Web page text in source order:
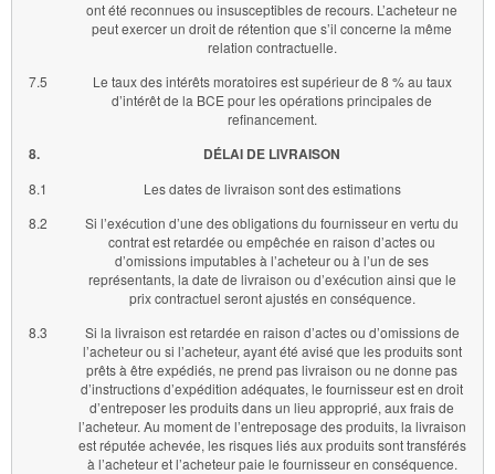
ont été reconnues ou insusceptibles de recours. L’acheteur ne
peut exercer un droit de rétention que s’il concerne la même
relation contractuelle.
7.5
Le taux des intérêts moratoires est supérieur de 8 % au taux
d’intérêt de la BCE pour les opérations principales de
refinancement.
8. DÉLAI DE LIVRAISON
8.1
Les dates de livraison sont des estimations
8.2
Si l’exécution d’une des obligations du fournisseur en vertu du
contrat est retardée ou empêchée en raison d’actes ou
d’omissions imputables à l’acheteur ou à l’un de ses
représentants, la date de livraison ou d’exécution ainsi que le
prix contractuel seront ajustés en conséquence.
8.3
Si la livraison est retardée en raison d’actes ou d’omissions de
l’acheteur ou si l’acheteur, ayant été avisé que les produits sont
prêts à être expédiés, ne prend pas livraison ou ne donne pas
d’instructions d’expédition adéquates, le fournisseur est en droit
d’entreposer les produits dans un lieu approprié, aux frais de
l’acheteur. Au moment de l’entreposage des produits, la livraison
est réputée achevée, les risques liés aux produits sont transférés
à l’acheteur et l’acheteur paie le fournisseur en conséquence.